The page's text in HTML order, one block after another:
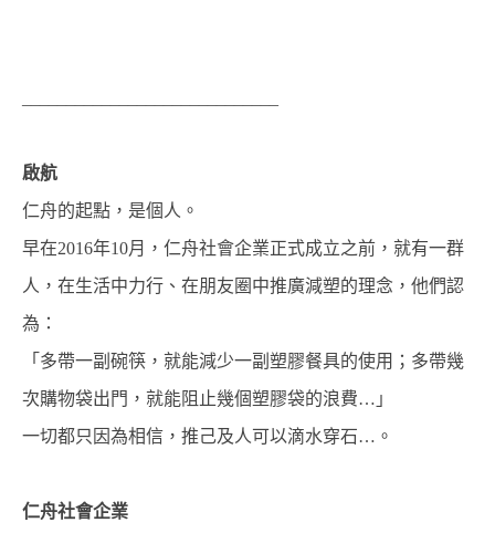
啟航
仁舟的起點，是個人。
早在2016年10月，仁舟社會企業正式成立之前，就有一群
人，在生活中力行、在朋友圈中推廣減塑的理念，他們認
為：
「多帶一副碗筷，就能減少一副塑膠餐具的使用；多帶幾
次購物袋出門，就能阻止幾個塑膠袋的浪費…」
一切都只因為相信，推己及人可以滴水穿石…。
仁舟社會企業